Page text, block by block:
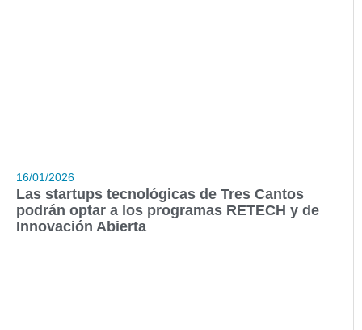
16/01/2026
Las startups tecnológicas de Tres Cantos
podrán optar a los programas RETECH y de
Innovación Abierta